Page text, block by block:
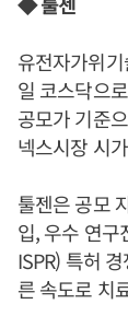
유전자가위
일 코스닥으
공모가 기준
넥스시장 시
툴젠은 공모
입, 우수 연구
ISPR) 특허
른 속도로 치